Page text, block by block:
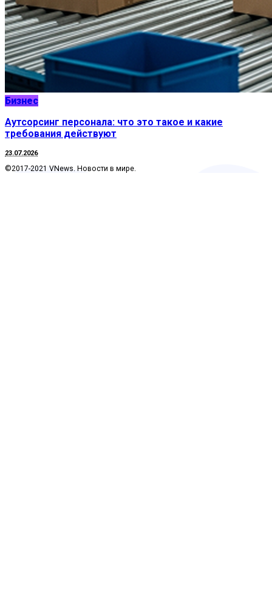
Бизнес
Аутсорсинг персонала: что это такое и какие
требования действуют
23.07.2026
©2017-2021 VNews. Новости в мире.